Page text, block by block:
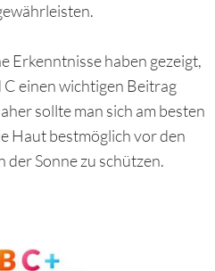
Erkenntnisse haben gezeigt,
C einen wichtigen Beitrag
sollte man sich am besten
Haut bestmöglich vor den
Sonne zu schützen.